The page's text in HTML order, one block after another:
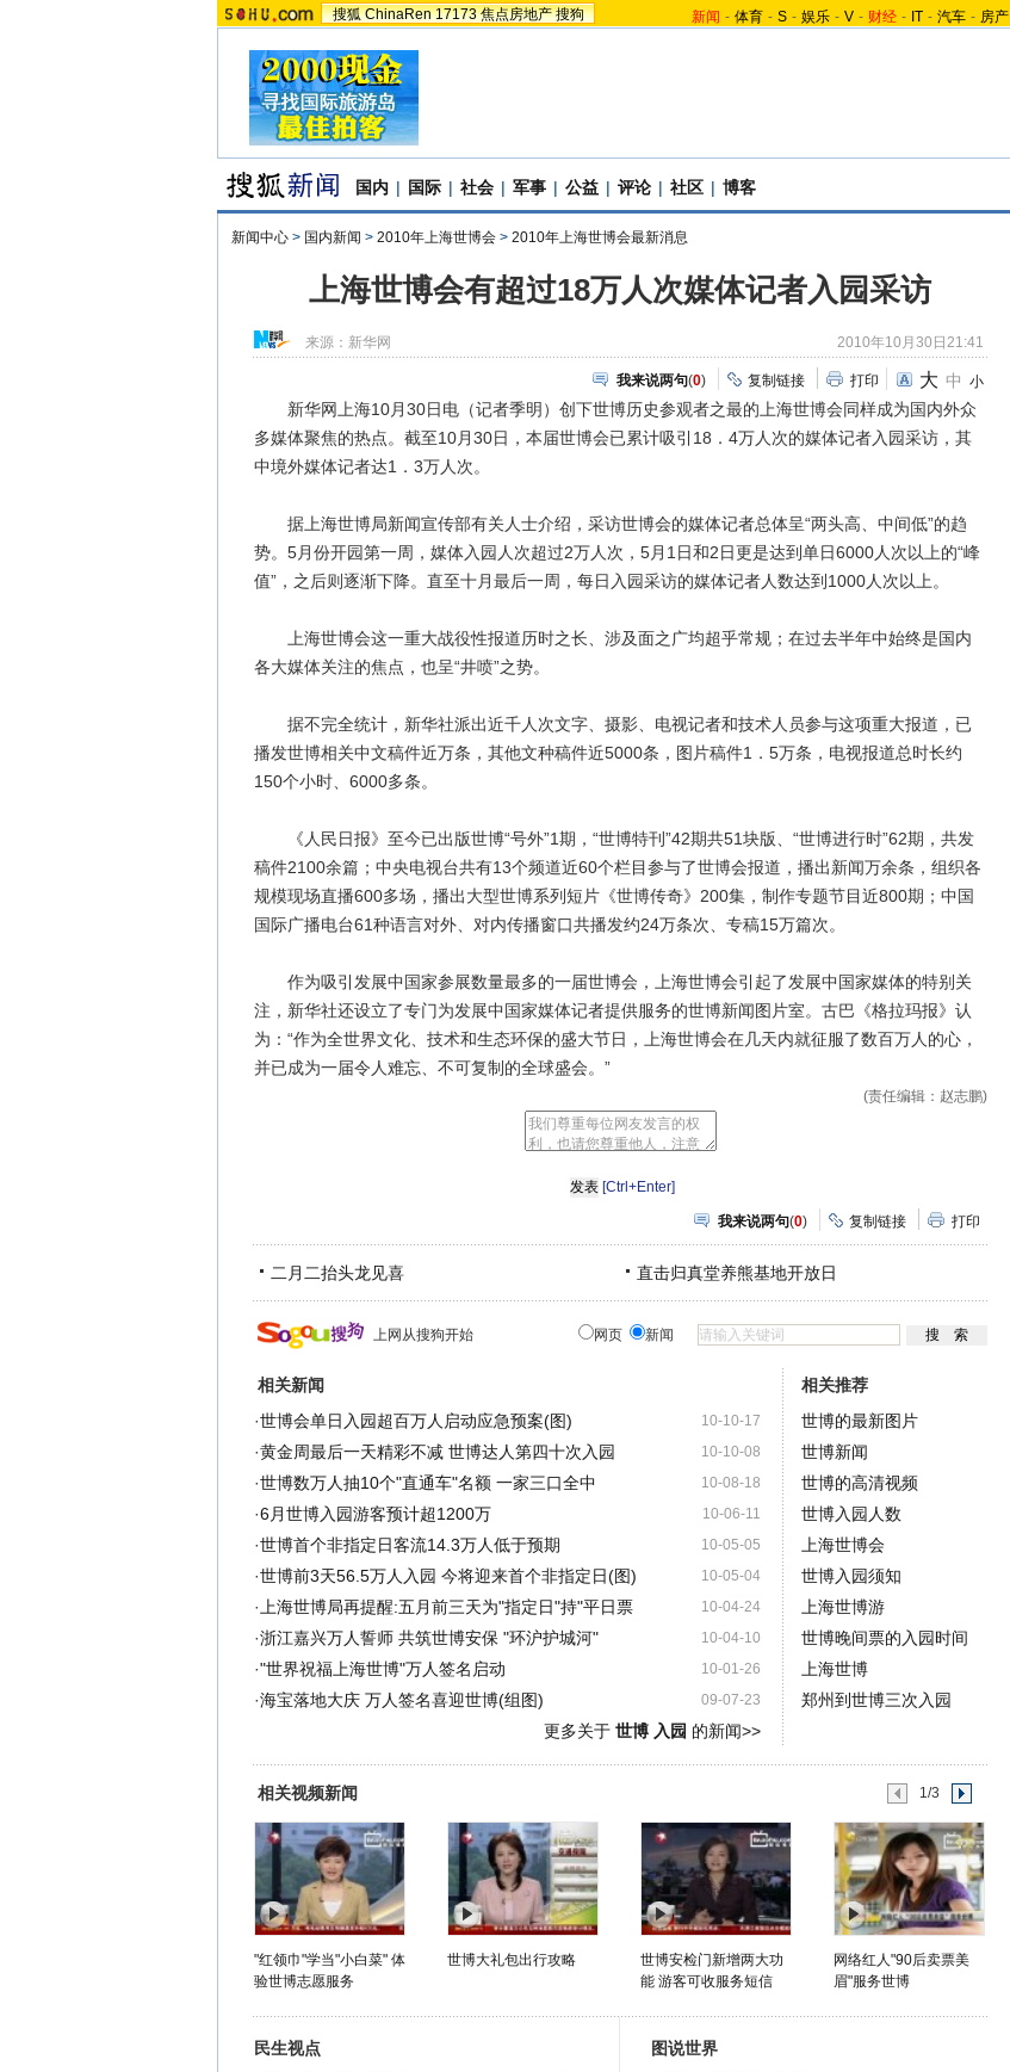
搜狐 ChinaRen 17173 焦点房地产 搜狗 新闻 - 体育 - S - 娱乐 - V - 财经 - IT - 汽车 - 房产
国内 | 国际 | 社会 | 军事 | 公益 | 评论 | 社区 | 博客
新闻中心 > 国内新闻 > 2010年上海世博会 > 2010年上海世博会最新消息
上海世博会有超过18万人次媒体记者入园采访
来源： 新华网 2010年10月30日21:41
我来说两句(0) 复制链接 打印 大 中 小
新华网上海10月30日电（记者季明）创下世博历史参观者之最的上海世博会同样成为国内外众
多媒体聚焦的热点。截至10月30日，本届世博会已累计吸引18．4万人次的媒体记者入园采访，其
中境外媒体记者达1．3万人次。
据上海世博局新闻宣传部有关人士介绍，采访世博会的媒体记者总体呈“两头高、中间低”的趋
势。5月份开园第一周，媒体入园人次超过2万人次，5月1日和2日更是达到单日6000人次以上的“峰
值”，之后则逐渐下降。直至十月最后一周，每日入园采访的媒体记者人数达到1000人次以上。
上海世博会这一重大战役性报道历时之长、涉及面之广均超乎常规；在过去半年中始终是国内
各大媒体关注的焦点，也呈“井喷”之势。
据不完全统计，新华社派出近千人次文字、摄影、电视记者和技术人员参与这项重大报道，已
播发世博相关中文稿件近万条，其他文种稿件近5000条，图片稿件1．5万条，电视报道总时长约
150个小时、6000多条。
《人民日报》至今已出版世博“号外”1期，“世博特刊”42期共51块版、“世博进行时”62期，共发
稿件2100余篇；中央电视台共有13个频道近60个栏目参与了世博会报道，播出新闻万余条，组织各
规模现场直播600多场，播出大型世博系列短片《世博传奇》200集，制作专题节目近800期；中国
国际广播电台61种语言对外、对内传播窗口共播发约24万条次、专稿15万篇次。
作为吸引发展中国家参展数量最多的一届世博会，上海世博会引起了发展中国家媒体的特别关
注，新华社还设立了专门为发展中国家媒体记者提供服务的世博新闻图片室。古巴《格拉玛报》认
为：“作为全世界文化、技术和生态环保的盛大节日，上海世博会在几天内就征服了数百万人的心，
并已成为一届令人难忘、不可复制的全球盛会。”
(责任编辑：赵志鹏)
[Ctrl+Enter]
我来说两句(0) 复制链接 打印
二月二抬头龙见喜 直击归真堂养熊基地开放日
上网从搜狗开始 网页 新闻
相关新闻
10-10-17
·世博会单日入园超百万人启动应急预案(图)
10-10-08
·黄金周最后一天精彩不减 世博达人第四十次入园
10-08-18
·世博数万人抽10个"直通车"名额 一家三口全中
10-06-11
·6月世博入园游客预计超1200万
10-05-05
·世博首个非指定日客流14.3万人低于预期
10-05-04
·世博前3天56.5万人入园 今将迎来首个非指定日(图)
10-04-24
· 上海世博局再提醒:五月前三天为"指定日"持"平日票
10-04-10
·浙江嘉兴万人誓师 共筑世博安保 "环沪护城河"
10-01-26
·"世界祝福上海世博"万人签名启动
09-07-23
·海宝落地大庆 万人签名喜迎世博(组图)
更多关于 世博 入园 的新闻>>
相关推荐
世博的最新图片
世博新闻
世博的高清视频
世博入园人数
上海世博会
世博入园须知
上海世博游
世博晚间票的入园时间
上海世博
郑州到世博三次入园
相关视频新闻 1/3
"红领巾"学当"小白菜" 体
验世博志愿服务
世博大礼包出行攻略
世博安检门新增两大功
能 游客可收服务短信
网络红人"90后卖票美
眉"服务世博
民生视点
图说世界